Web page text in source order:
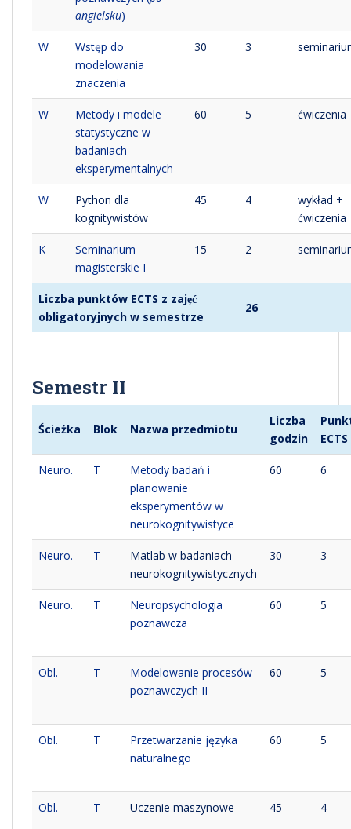
Liczba punktów ECTS z zajęć
obligatoryjnych w semestrze
26
angielsku)
W
Wstęp do
modelowania
znaczenia
30 3
W
Metody i modele
statystyczne w
badaniach
eksperymentalnych
60 5 ćwiczenia
W
Python dla
kognitywistów
45 4
wykład +
ćwiczenia
K
Seminarium
magisterskie I
15 2
Semestr II
Ścieżka Blok Nazwa przedmiotu
Liczba
godzin
ECTS
Neuro. T
Metody badań i
planowanie
eksperymentów w
neurokognitywistyce
60 6
Neuro. T
Matlab w badaniach
neurokognitywistycznych
30 3
Neuro. T
Neuropsychologia
poznawcza
60 5
Obl. T
Modelowanie procesów
poznawczych II
60 5
Obl. T
Przetwarzanie języka
naturalnego
60 5
Obl. T Uczenie maszynowe 45 4